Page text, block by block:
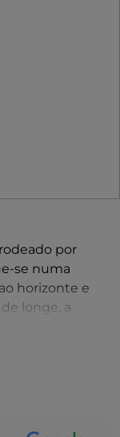
por
se numa
horizonte e
longe, a